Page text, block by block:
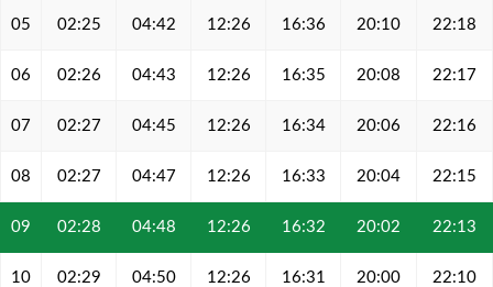
05 02:25 04:42 12:26 16:36 20:10 22:18
06 02:26 04:43 12:26 16:35 20:08 22:17
07 02:27 04:45 12:26 16:34 20:06 22:16
08 02:27 04:47 12:26 16:33 20:04 22:15
09 02:28 04:48 12:26 16:32 20:02 22:13
10 02:29 04:50 12:26 16:31 20:00 22:10